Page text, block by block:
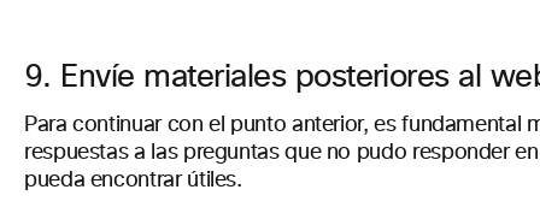
9. Envíe materiales posteriores al
Para continuar con el punto anterior, es fundamental
respuestas a las preguntas que no pudo responder
pueda encontrar útiles.